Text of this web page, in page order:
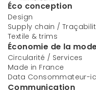
Éco conception
Design
Supply chain /
Textile & trims
Économie de la
Circularité / Services
Made in France
Data Consommateur-
Communication